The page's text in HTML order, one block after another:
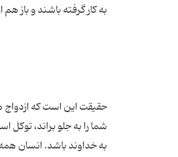
حقیقت این است که ازدواج
شما را به جلو براند،
به خداوند باشد. انسان